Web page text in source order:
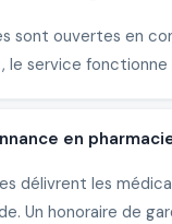
sont ouvertes en
le service
en
délivrent les
Un honoraire de